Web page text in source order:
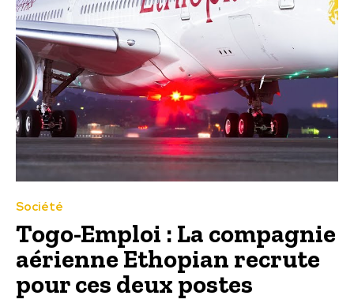
Société
Togo-Emploi : La compagnie
aérienne Ethopian recrute
pour ces deux postes